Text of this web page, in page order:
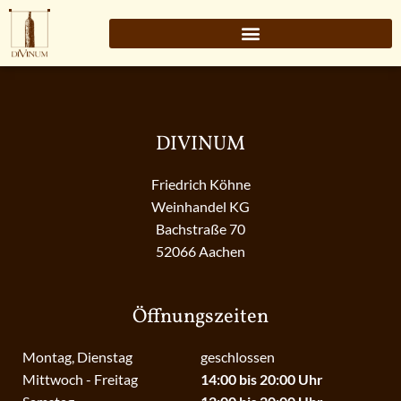
DIVINUM
Friedrich Köhne
Weinhandel KG
Bachstraße 70
52066 Aachen
Öffnungszeiten
Montag, Dienstag
Mittwoch - Freitag
geschlossen
14:00 bis 20:00 Uhr